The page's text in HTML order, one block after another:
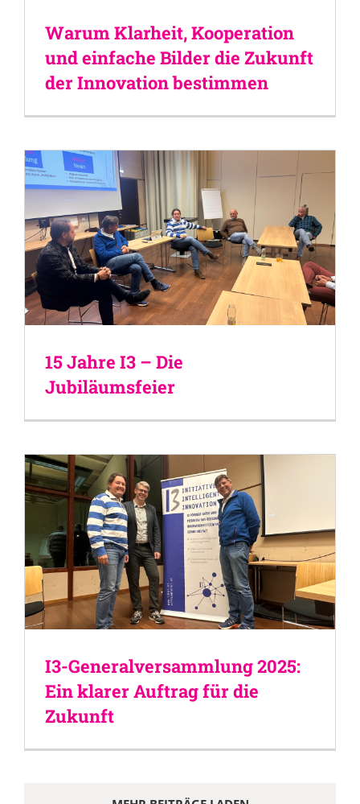
Warum Klarheit, Kooperation
und einfache Bilder die Zukunft
der Innovation bestimmen
15 Jahre I3 – Die
Jubiläumsfeier
I3-Generalversammlung 2025:
Ein klarer Auftrag für die
Zukunft